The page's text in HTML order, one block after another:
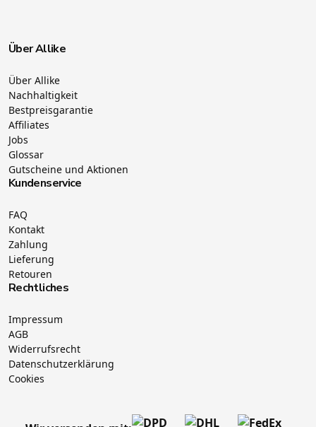
Über Allike
Über Allike
Nachhaltigkeit
Bestpreisgarantie
Affiliates
Jobs
Glossar
Gutscheine und Aktionen
Kundenservice
FAQ
Kontakt
Zahlung
Lieferung
Retouren
Rechtliches
Impressum
AGB
Widerrufsrecht
Datenschutzerklärung
Cookies